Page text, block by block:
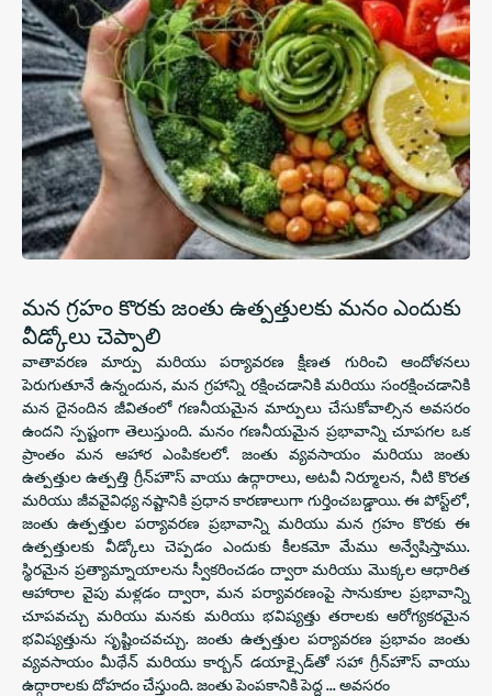
మన గ్రహం కొరకు జంతు ఉత్పత్తులకు మనం ఎందుకు
వీడ్కోలు చెప్పాలి
వాతావరణ మార్పు మరియు పర్యావరణ క్షీణత గురించి ఆందోళనలు
పెరుగుతూనే ఉన్నందున, మన గ్రహాన్ని రక్షించడానికి మరియు సంరక్షించడానికి
మన దైనందిన జీవితంలో గణనీయమైన మార్పులు చేసుకోవాల్సిన అవసరం
ఉందని స్పష్టంగా తెలుస్తుంది. మనం గణనీయమైన ప్రభావాన్ని చూపగల ఒక
ప్రాంతం మన ఆహార ఎంపికలలో. జంతు వ్యవసాయం మరియు జంతు
ఉత్పత్తుల ఉత్పత్తి గ్రీన్‌హౌస్ వాయు ఉద్గారాలు, అటవీ నిర్మూలన, నీటి కొరత
మరియు జీవవైవిధ్య నష్టానికి ప్రధాన కారణాలుగా గుర్తించబడ్డాయి. ఈ పోస్ట్‌లో,
జంతు ఉత్పత్తుల పర్యావరణ ప్రభావాన్ని మరియు మన గ్రహం కొరకు ఈ
ఉత్పత్తులకు వీడ్కోలు చెప్పడం ఎందుకు కీలకమో మేము అన్వేషిస్తాము.
స్థిరమైన ప్రత్యామ్నాయాలను స్వీకరించడం ద్వారా మరియు మొక్కల ఆధారిత
ఆహారాల వైపు మళ్లడం ద్వారా, మన పర్యావరణంపై సానుకూల ప్రభావాన్ని
చూపవచ్చు మరియు మనకు మరియు భవిష్యత్తు తరాలకు ఆరోగ్యకరమైన
భవిష్యత్తును సృష్టించవచ్చు. జంతు ఉత్పత్తుల పర్యావరణ ప్రభావం జంతు
వ్యవసాయం మీథేన్ మరియు కార్బన్ డయాక్సైడ్‌తో సహా గ్రీన్‌హౌస్ వాయు
ఉద్గారాలకు దోహదం చేస్తుంది. జంతు పెంపకానికి పెద్ద ... అవసరం